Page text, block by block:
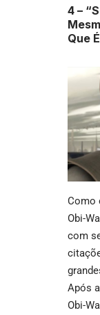
4 –
Que
Como
Obi-
com
Após
Obi-